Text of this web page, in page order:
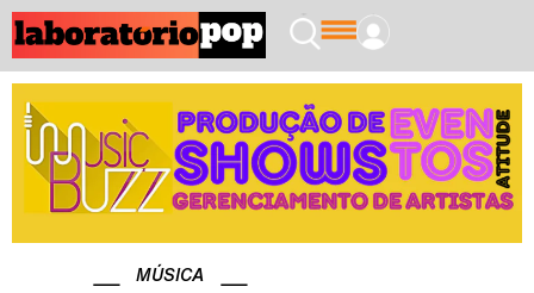
MÚSICA